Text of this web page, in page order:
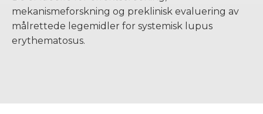
mekanismeforskning og preklinisk evaluering av
målrettede legemidler for systemisk lupus
erythematosus.